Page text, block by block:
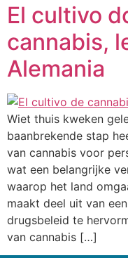
El cultivo
cannabis,
Alemania
Wiet thuis kweken
baanbrekende stap
van cannabis voor
wat een belangrijke
waarop het land
maakt deel uit van
drugsbeleid te
van cannabis […]